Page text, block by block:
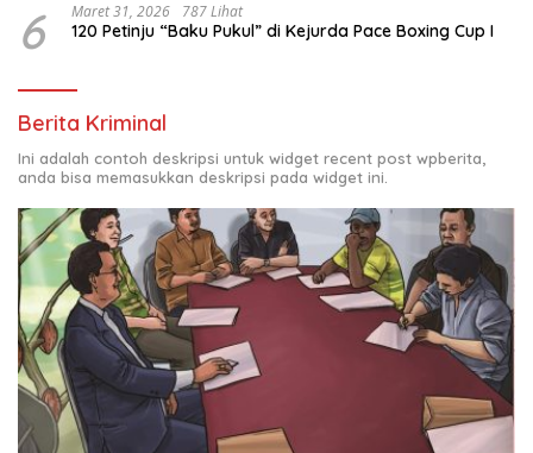
6 Maret 31, 2026 787 Lihat
120 Petinju “Baku Pukul” di Kejurda Pace Boxing Cup I
Berita Kriminal
Ini adalah contoh deskripsi untuk widget recent post wpberita,
anda bisa memasukkan deskripsi pada widget ini.